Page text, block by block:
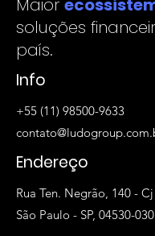
Maior
soluções
país.
Info
+55 (11) 98500-9633
Endereço
Rua Ten. Negrão, 140 -
São Paulo - SP, 04530-030